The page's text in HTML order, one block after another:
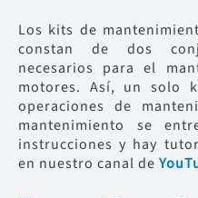
Los kits de
constan de dos
necesarios para el
motores. Así, un solo
operaciones de
mantenimiento se
instrucciones y hay
en nuestro canal de